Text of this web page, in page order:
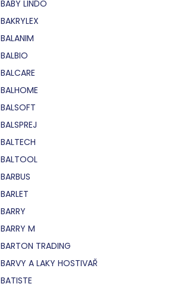
BABY LINDO
BAKRYLEX
BALANIM
BALBIO
BALCARE
BALHOME
BALSOFT
BALSPREJ
BALTECH
BALTOOL
BARBUS
BARLET
BARRY
BARRY M
BARTON TRADING
BARVY A LAKY HOSTIVAŘ
BATISTE